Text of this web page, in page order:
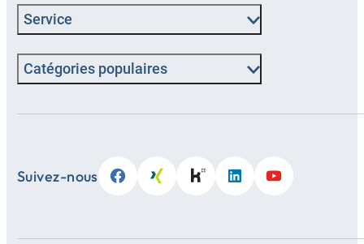
Service
Catégories populaires
Suivez-nous